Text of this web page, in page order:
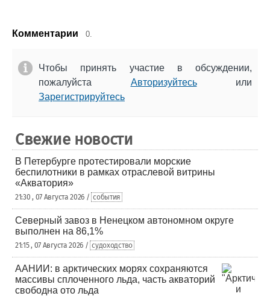
Комментарии 0.
Чтобы принять участие в обсуждении,
пожалуйста Авторизуйтесьили
Зарегистрируйтесь
Свежие новости
В Петербурге протестировали морские
беспилотники в рамках отраслевой витрины
«Акватория»
21:30 , 07 Августа 2026 / события
Северный завоз в Ненецком автономном округе
выполнен на 86,1%
21:15 , 07 Августа 2026 / судоходство
ААНИИ: в арктических морях сохраняются
массивы сплоченного льда, часть акваторий
свободна ото льда